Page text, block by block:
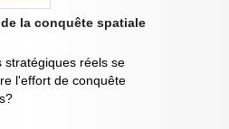
la conquête spatiale
stratégiques réels se
l'effort de conquête